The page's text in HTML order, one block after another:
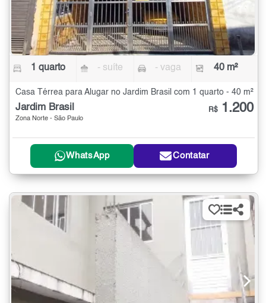
1 quarto - suíte - vaga 40 m²
Casa Térrea para Alugar no Jardim Brasil com 1 quarto - 40 m²
Jardim Brasil
Zona Norte - São Paulo
R$ 1.200
WhatsApp Contatar